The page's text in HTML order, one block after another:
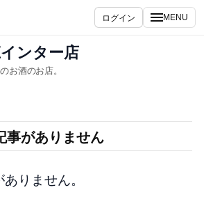
ログイン MENU
ンター店
お酒のお店。
事がありません
りません。